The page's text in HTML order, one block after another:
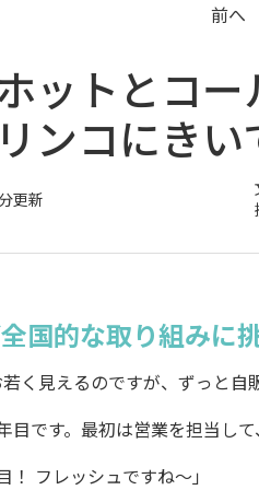
前へ
ットとコ
ンコにきい
更新
国的な取り組みに
若く見えるのですが、ずっと
目です。最初は営業を担当し
！ フレッシュですね～」